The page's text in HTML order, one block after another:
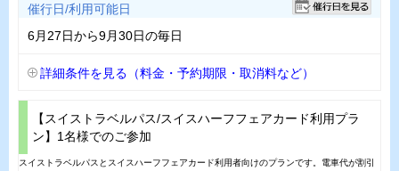
催行日/利用可能日
6月27日から9月30日の毎日
詳細条件を見る（料金・予約期限・取消料など）
【スイストラベルパス/スイスハーフフェアカード利用プラ
ン】1名様でのご参加
スイストラベルパスとスイスハーフフェアカード利用者向けのプランです。電車代が割引